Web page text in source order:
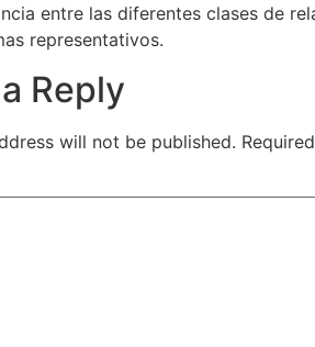
entre las diferentes clases de
representativos.
Reply
will not be published.